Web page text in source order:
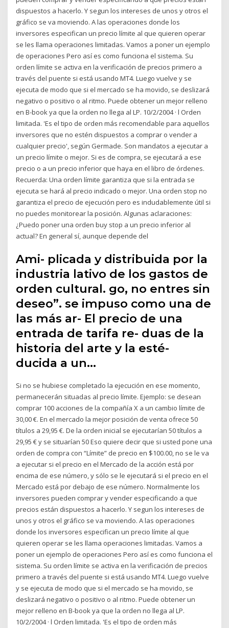
dispuestos a hacerlo. Y segun los intereses de unos y otros el
gráfico se va moviendo. A las operaciones donde los
inversores especifican un precio límite al que quieren operar
se les llama operaciones limitadas. Vamos a poner un ejemplo
de operaciones Pero así es como funciona el sistema. Su
orden límite se activa en la verificación de precios primero a
través del puente si está usando MT4. Luego vuelve y se
ejecuta de modo que si el mercado se ha movido, se deslizará
negativo o positivo o al ritmo. Puede obtener un mejor relleno
en B-book ya que la orden no llega al LP. 10/2/2004 · l Orden
limitada. 'Es el tipo de orden más recomendable para aquellos
inversores que no estén dispuestos a comprar o vender a
cualquier precio', según Germade. Son mandatos a ejecutar a
un precio límite o mejor. Si es de compra, se ejecutará a ese
precio o a un precio inferior que haya en el libro de órdenes.
Recuerda: Una orden límite garantiza que si la entrada se
ejecuta se hará al precio indicado o mejor. Una orden stop no
garantiza el precio de ejecución pero es indudablemente útil si
no puedes monitorear la posición. Algunas aclaraciones:
¿Puedo poner una orden buy stop a un precio inferior al
actual? En general sí, aunque depende del
Ami- plicada y distribuida por la
industria lativo de los gastos de
orden cultural. go, no entres sin
deseo”. se impuso como una de
las más ar- El precio de una
entrada de tarifa re- duas de la
historia del arte y la esté-
ducida a un…
Si no se hubiese completado la ejecución en ese momento,
permanecerán situadas al precio límite. Ejemplo: se desean
comprar 100 acciones de la compañía X a un cambio límite de
30,00 €. En el mercado la mejor posición de venta ofrece 50
títulos a 29,95 €. De la orden inicial se ejecutarían 50 títulos a
29,95 € y se situarían 50 Eso quiere decir que si usted pone una
orden de compra con “Límite” de precio en $100.00, no se le va
a ejecutar si el precio en el Mercado de la acción está por
encima de ese número, y sólo se le ejecutará si el precio en el
Mercado está por debajo de ese número. Normalmente los
inversores pueden comprar y vender especificando a que
precios están dispuestos a hacerlo. Y segun los intereses de
unos y otros el gráfico se va moviendo. A las operaciones
donde los inversores especifican un precio límite al que
quieren operar se les llama operaciones limitadas. Vamos a
poner un ejemplo de operaciones Pero así es como funciona el
sistema. Su orden límite se activa en la verificación de precios
primero a través del puente si está usando MT4. Luego vuelve
y se ejecuta de modo que si el mercado se ha movido, se
deslizará negativo o positivo o al ritmo. Puede obtener un
mejor relleno en B-book ya que la orden no llega al LP.
10/2/2004 · l Orden limitada. 'Es el tipo de orden más